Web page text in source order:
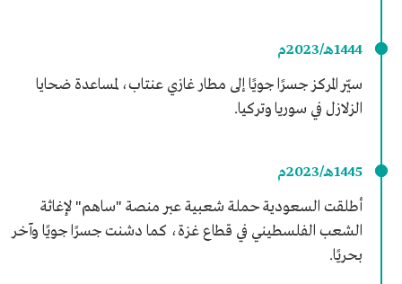
1444هـ/2023م
سيّر المركز جسرًا جويًا إلى مطار غازي عنتاب، لمساعدة ضحايا
الزلازل في سوريا وتركيا.
1445هـ/2023م
أطلقت السعودية حملة شعبية عبر منصة "ساهم" لإغاثة
الشعب الفلسطيني في قطاع غزة، كما دشنت جسرًا جويًا وآخر
بحريًا.